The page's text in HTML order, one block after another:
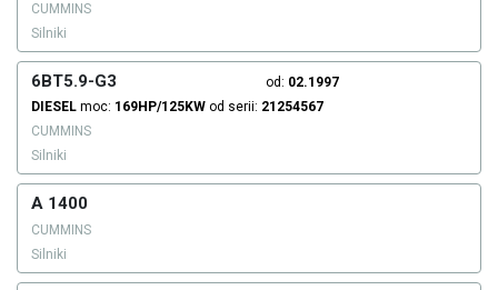
CUMMINS
Silniki
6BT5.9-G3 od: 02.1997
DIESEL moc: 169HP/125KW od serii: 21254567
CUMMINS
Silniki
A 1400
CUMMINS
Silniki